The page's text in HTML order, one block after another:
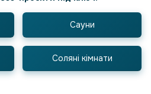
Сауни
Соляні кімнати